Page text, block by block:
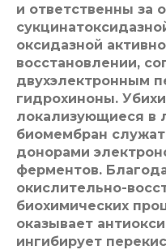
и ответственны за
оксидазной
восстановлении,
двухэлектронным
гидрохиноны.
локализующиеся в
биомембран
донорами
ферментов.
окислительно-
биохимических
оказывает
ингибирует